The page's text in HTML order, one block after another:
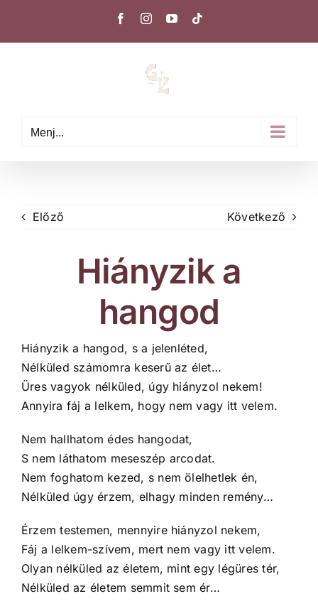
FacebookInstagramYouTube
Menj...
Előző Következő
Hiányzik a
hangod
Hiányzik a hangod, s a jelenléted,
Nélküled számomra keserű az élet…
Üres vagyok nélküled, úgy hiányzol nekem!
Annyira fáj a lelkem, hogy nem vagy itt velem.
Nem hallhatom édes hangodat,
S nem láthatom meseszép arcodat.
Nem foghatom kezed, s nem ölelhetlek én,
Nélküled úgy érzem, elhagy minden remény…
Érzem testemen, mennyire hiányzol nekem,
Fáj a lelkem-szívem, mert nem vagy itt velem.
Olyan nélküled az életem, mint egy légüres tér,
Nélküled az életem semmit sem ér…